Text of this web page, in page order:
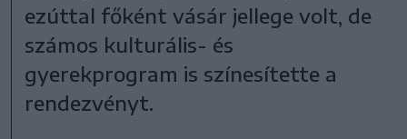
ezúttal főként vásár jellege volt, de
számos kulturális- és
gyerekprogram is színesítette a
rendezvényt.